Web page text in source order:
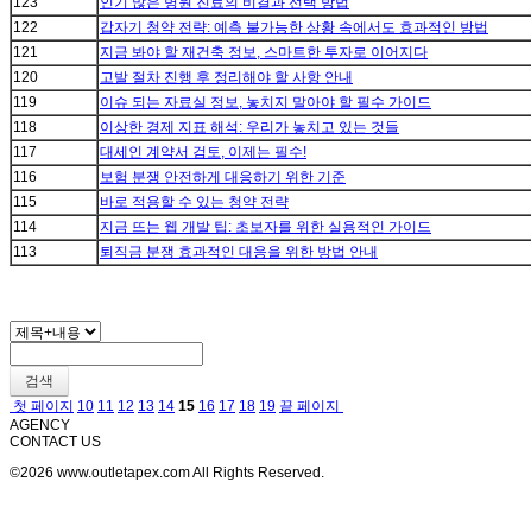
122
갑자기 청약 전략: 예측 불가능한 상황 속에서도 효과적인 방법
121
지금 봐야 할 재건축 정보, 스마트한 투자로 이어지다
120
고발 절차 진행 후 정리해야 할 사항 안내
119
이슈 되는 자료실 정보, 놓치지 말아야 할 필수 가이드
118
이상한 경제 지표 해석: 우리가 놓치고 있는 것들
117
대세인 계약서 검토, 이제는 필수!
116
보험 분쟁 안전하게 대응하기 위한 기준
115
바로 적용할 수 있는 청약 전략
114
지금 뜨는 웹 개발 팁: 초보자를 위한 실용적인 가이드
113
퇴직금 분쟁 효과적인 대응을 위한 방법 안내
검색
첫 페이지 10 11 12 13 14 15 16 17 18 19 끝 페이지
AGENCY
CONTACT US
©2026 www.outletapex.com All Rights Reserved.